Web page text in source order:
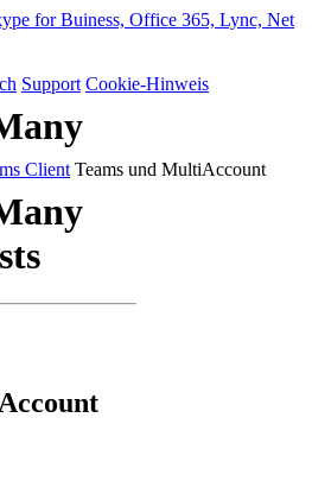
Support Cookie-Hinweis
Client Teams und MultiAccount